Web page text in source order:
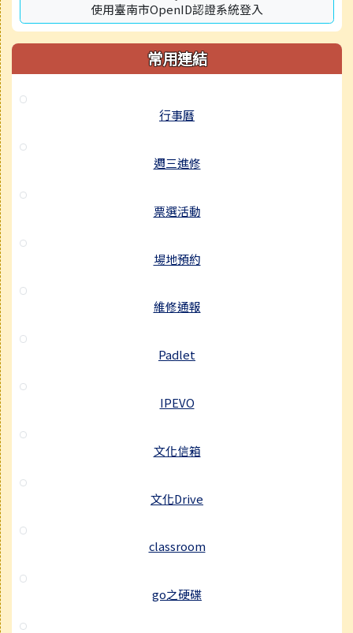
使用臺南市OpenID認證系統登入
常用連結
行事曆
週三進修
票選活動
場地預約
維修通報
Padlet
IPEVO
文化信箱
文化Drive
classroom
go之硬碟